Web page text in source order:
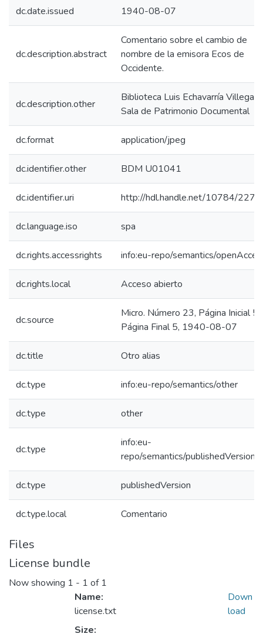
dc.date.issued 1940-08-07
dc.description.abstract
Comentario sobre el cambio de
nombre de la emisora Ecos de
Occidente.
dc.description.other
Biblioteca Luis Echavarría Villegas,
Sala de Patrimonio Documental
dc.format application/jpeg
dc.identifier.other BDM U01041
dc.identifier.uri http://hdl.handle.net/10784/
dc.language.iso spa
dc.rights.accessrights info:eu-repo/semantics/
dc.rights.local Acceso abierto
dc.source
Micro. Número 23, Página Inicial 5,
Página Final 5, 1940-08-07
dc.title Otro alias
dc.type info:eu-repo/semantics/other
dc.type other
dc.type
info:eu-
repo/semantics/publishedVersion
dc.type publishedVersion
dc.type.local Comentario
Files
License bundle
Now showing 1 - 1 of 1
Name:
license.txt
Size:
Down
load